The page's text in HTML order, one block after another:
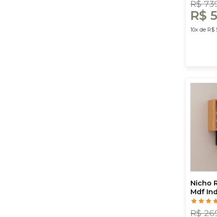
R$
R$
10x de R$
Nicho
Mdf
Freijó/
Costa
R$